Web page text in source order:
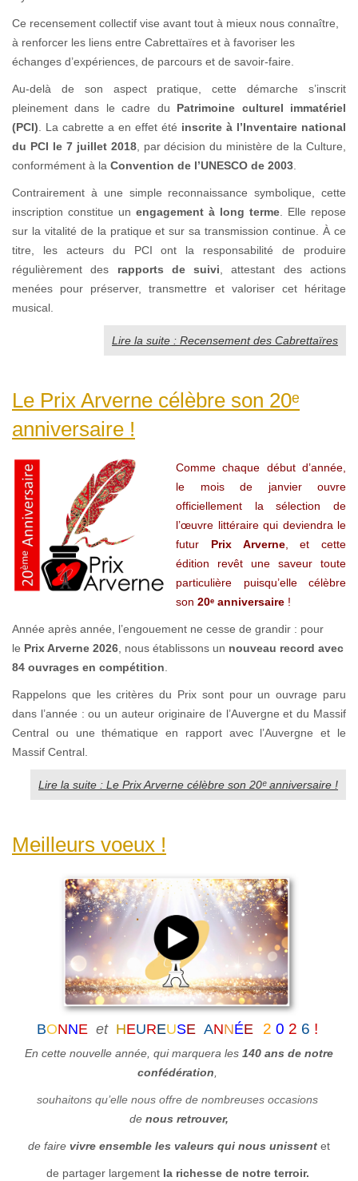
Ce recensement collectif vise avant tout à mieux nous connaître,
à renforcer les liens entre Cabrettaïres et à favoriser les
échanges d’expériences, de parcours et de savoir-faire.
Au-delà de son aspect pratique, cette démarche s’inscrit
pleinement dans le cadre du Patrimoine culturel immatériel
(PCI). La cabrette a en effet été inscrite à l’Inventaire national
du PCI le 7 juillet 2018, par décision du ministère de la Culture,
conformément à la Convention de l’UNESCO de 2003.
Contrairement à une simple reconnaissance symbolique, cette
inscription constitue un engagement à long terme. Elle repose
sur la vitalité de la pratique et sur sa transmission continue. À ce
titre, les acteurs du PCI ont la responsabilité de produire
régulièrement des rapports de suivi, attestant des actions
menées pour préserver, transmettre et valoriser cet héritage
musical.
Lire la suite : Recensement des Cabrettaïres
Le Prix Arverne célèbre son 20ᵉ
anniversaire !
Comme chaque début d’année,
le mois de janvier ouvre
officiellement la sélection de
l’œuvre littéraire qui deviendra le
futur Prix Arverne, et cette
édition revêt une saveur toute
particulière puisqu’elle célèbre
son 20ᵉ anniversaire !
Année après année, l’engouement ne cesse de grandir : pour
le Prix Arverne 2026, nous établissons un nouveau record avec
84 ouvrages en compétition.
Rappelons que les critères du Prix sont pour un ouvrage paru
dans l’année : ou un auteur originaire de l’Auvergne et du Massif
Central ou une thématique en rapport avec l’Auvergne et le
Massif Central.
Lire la suite : Le Prix Arverne célèbre son 20ᵉ anniversaire !
Meilleurs voeux !
BONNE et HEUREUSE ANNÉE 2 0 2 6 !
En cette nouvelle année, qui marquera les 140 ans de notre
confédération
souhaitons qu’elle nous offre de nombreuses occasions
de nous retrouver,
de faire vivre ensemble les valeurs qui nous unissent et
de partager largement la richesse de notre terroir.